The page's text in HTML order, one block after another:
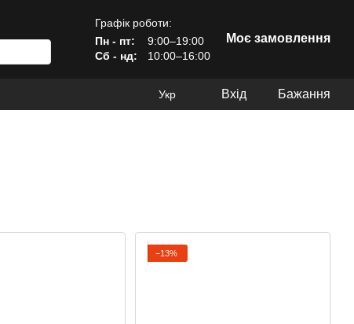
Графік роботи:
Пн - пт:
9:00–19:00
Сб - нд:
10:00–16:00
Моє замовлення
Укр Вхід Бажання
−13%